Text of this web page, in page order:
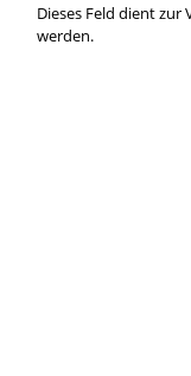
Dieses Feld dient
werden.